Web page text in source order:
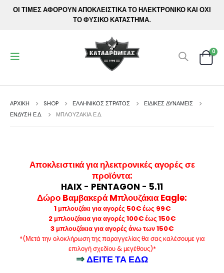
ΟΙ ΤΙΜΕΣ ΑΦΟΡΟΥΝ ΑΠΟΚΛΕΙΣΤΙΚΑ ΤΟ ΗΛΕΚΤΡΟΝΙΚΟ ΚΑΙ ΟΧΙ
ΤΟ ΦΥΣΙΚΟ ΚΑΤΑΣΤΗΜΑ.
0
ΑΡΧΙΚΉ SHOP ΕΛΛΗΝΙΚΟΣ ΣΤΡΑΤΟΣ
ΕΙΔΙΚΕΣ ΔΥΝΑΜΕΙΣ
ΈΝΔΥΣΗ Ε.Δ.
ΜΠΛΟΥΖΆΚΙΑ Ε.Δ.
Αποκλειστικά για ηλεκτρονικές αγορές σε
προϊόντα:
HAIX - PENTAGON - 5.11
Δώρο Bαμβακερά Mπλουζάκια Eagle:
1 μπλουζάκι για αγορές 50€ έως 99€
2 μπλουζάκια για αγορές 100€ έως 150€
3 μπλουζάκια για αγορές άνω των 150€
*(Μετά την ολοκλήρωση της παραγγελίας θα σας καλέσουμε για
επιλογή σχεδίου & μεγέθους)*
⇒ΔΕΙΤΕ ΤΑ ΕΔΩ